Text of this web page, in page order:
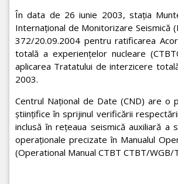
În data de 26 iunie 2003, staţia
Internaţional de Monitorizare
372/20.09.2004 pentru ratificarea
totală a experienţelor nucleare
aplicarea Tratatului de interzicere
2003.
Centrul Naţional de Date (CND) are o
ştiinţifice în sprijinul verificării
inclusă în reţeaua seismică auxiliară
operaţionale precizate în Manualul
(Operational Manual CTBT CTBT/